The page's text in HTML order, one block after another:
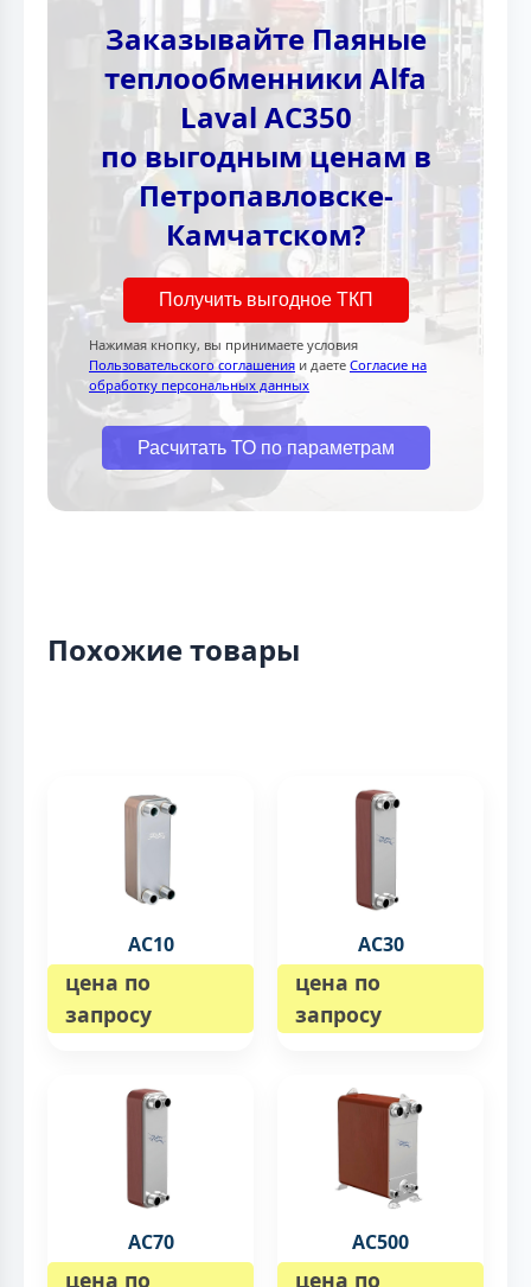
Заказывайте Паяные
теплообменники Alfa
Laval AC350
по выгодным ценам в
Петропавловске-
Камчатском?
Получить выгодное ТКП
Нажимая кнопку, вы принимаете условия
Пользовательского соглашения и даете Согласие на
обработку персональных данных
Расчитать ТО по параметрам
Похожие товары
AC10
цена по
запросу
AC30
цена по
запросу
AC70
цена по
AC500
цена по